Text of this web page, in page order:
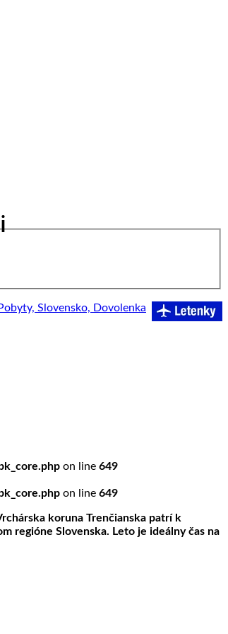
on line 649
on line 649
koruna Trenčianska patrí k
regióne Slovenska. Leto je ideálny čas na